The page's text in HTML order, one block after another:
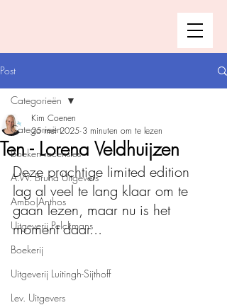
Post
Categorieën
Boeken recensies
A.W. Bruna Uitgevers
Ambo|Anthos
Uitgeverij Pelckmans
Boekerij
Uitgeverij Luitingh-Sijthoff
Lev. Uitgevers
Categorieën
Ten - Lorena Veldhuijzen
Kim Coenen
25 mei 2025 3 minuten om te lezen
Deze prachtige limited edition
lag al veel te lang klaar om te
gaan lezen, maar nu is het
moment daar...